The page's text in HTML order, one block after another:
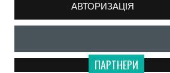
АВТОРИЗАЦІЯ
ПАРТНЕРИ